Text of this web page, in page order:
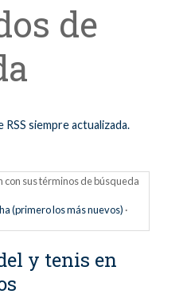
de
siempre actualizada.
sus términos de búsqueda
(primero los más nuevos) ·
y tenis en